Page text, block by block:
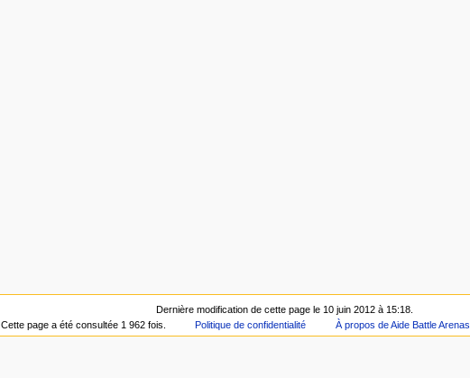
Dernière modification de cette page le 10 juin 2012 à 15:18.
Cette page a été consultée 1 962 fois.
Politique de confidentialité À propos de Aide Battle Arenas